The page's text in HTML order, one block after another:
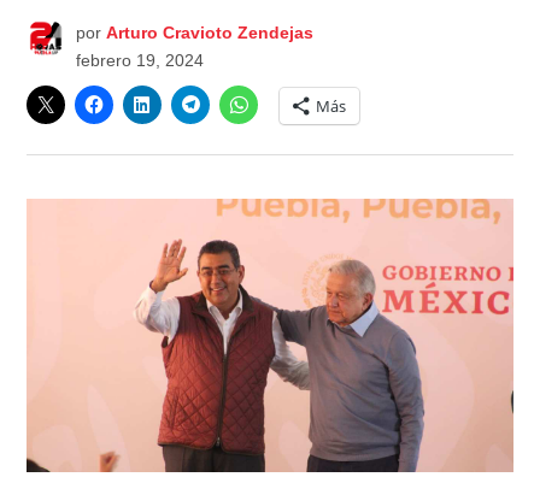
por Arturo Cravioto Zendejas
febrero 19, 2024
Más